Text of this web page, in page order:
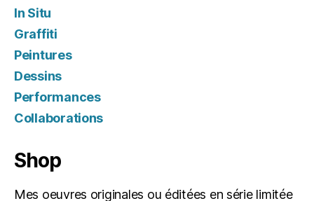
In Situ
Graffiti
Peintures
Dessins
Performances
Collaborations
Shop
Mes oeuvres originales ou éditées en série limitée